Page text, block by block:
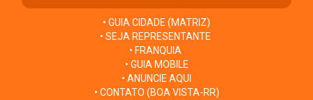
• GUIA CIDADE (MATRIZ)
• SEJA REPRESENTANTE
• FRANQUIA
• GUIA MOBILE
• ANUNCIE AQUI
• CONTATO (BOA VISTA-RR)